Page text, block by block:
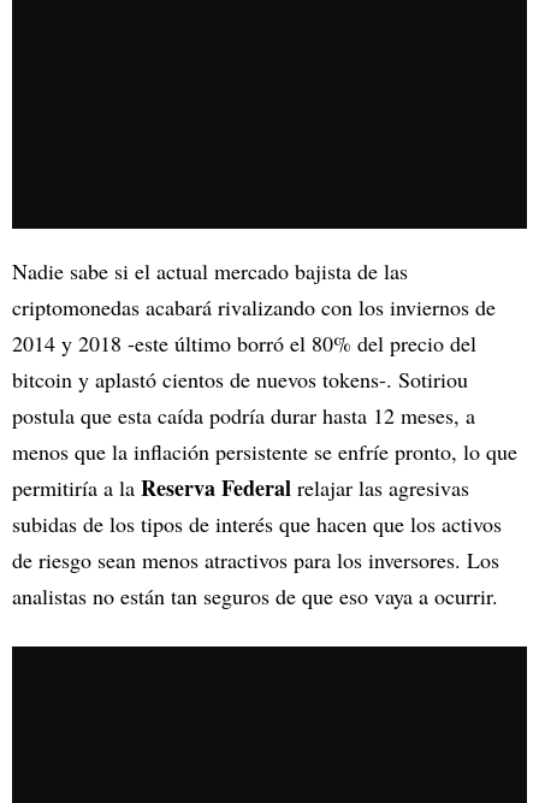
Nadie sabe si el actual mercado bajista de las
criptomonedas acabará rivalizando con los inviernos de
2014 y 2018 -este último borró el 80% del precio del
bitcoin y aplastó cientos de nuevos tokens-. Sotiriou
postula que esta caída podría durar hasta 12 meses, a
menos que la inflación persistente se enfríe pronto, lo que
permitiría a la Reserva Federal relajar las agresivas
subidas de los tipos de interés que hacen que los activos
de riesgo sean menos atractivos para los inversores. Los
analistas no están tan seguros de que eso vaya a ocurrir.